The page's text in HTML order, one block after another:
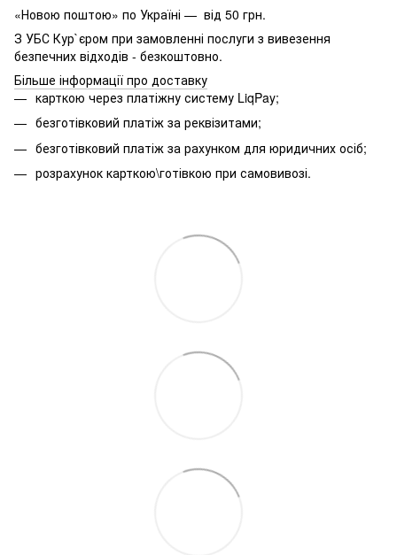
«Новою поштою» по Україні — від 50 грн.
З УБС Кур`єром при замовленні послуги з вивезення
безпечних відходів - безкоштовно.
Більше інформації про доставку
карткою через платіжну систему LiqPay;
безготівковий платіж за реквізитами;
безготівковий платіж за рахунком для юридичних осіб;
розрахунок карткою\готівкою при самовивозі.